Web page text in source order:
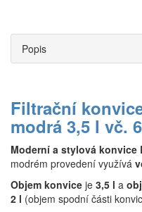
Popis
Filtrační
modrá 3,5 l vč.
Moderní a stylová konvice
modrém provedení využívá
Objem konvice je 3,5 l a
2 l (objem spodní části